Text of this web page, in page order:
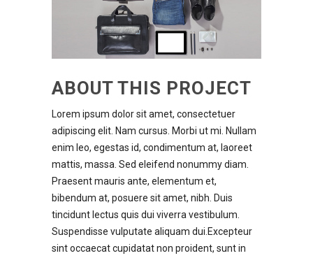
ABOUT THIS PROJECT
Lorem ipsum dolor sit amet, consectetuer
adipiscing elit. Nam cursus. Morbi ut mi. Nullam
enim leo, egestas id, condimentum at, laoreet
mattis, massa. Sed eleifend nonummy diam.
Praesent mauris ante, elementum et,
bibendum at, posuere sit amet, nibh. Duis
tincidunt lectus quis dui viverra vestibulum.
Suspendisse vulputate aliquam dui.Excepteur
sint occaecat cupidatat non proident, sunt in